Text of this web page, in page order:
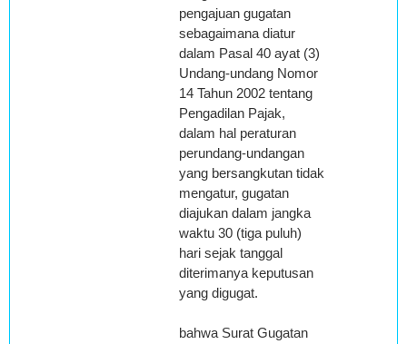
pengajuan gugatan
sebagaimana diatur
dalam Pasal 40 ayat (3)
Undang-undang Nomor
14 Tahun 2002 tentang
Pengadilan Pajak,
dalam hal peraturan
perundang-undangan
yang bersangkutan tidak
mengatur, gugatan
diajukan dalam jangka
waktu 30 (tiga puluh)
hari sejak tanggal
diterimanya keputusan
yang digugat.
bahwa Surat Gugatan